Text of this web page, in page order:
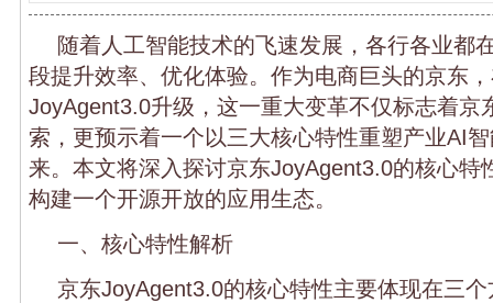
随着人工智能技术的飞速发展，各行各业都
段提升效率、优化体验。作为电商巨头的京东
JoyAgent3.0升级，这一重大变革不仅标志着京
索，更预示着一个以三大核心特性重塑产业AI
来。本文将深入探讨京东JoyAgent3.0的核心特
构建一个开源开放的应用生态。
一、核心特性解析
京东JoyAgent3.0的核心特性主要体现在三